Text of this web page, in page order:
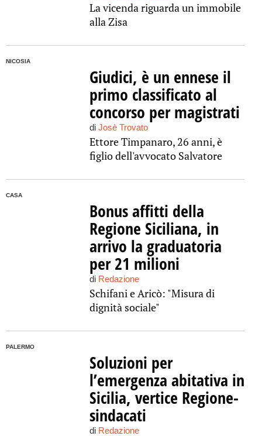
La vicenda riguarda un immobile
alla Zisa
NICOSIA
Giudici, è un ennese il
primo classificato al
concorso per magistrati
di Josè Trovato
Ettore Timpanaro, 26 anni, è
figlio dell'avvocato Salvatore
CASA
Bonus affitti della
Regione Siciliana, in
arrivo la graduatoria
per 21 milioni
di Redazione
Schifani e Aricò: "Misura di
dignità sociale"
PALERMO
Soluzioni per
l’emergenza abitativa in
Sicilia, vertice Regione-
sindacati
di Redazione